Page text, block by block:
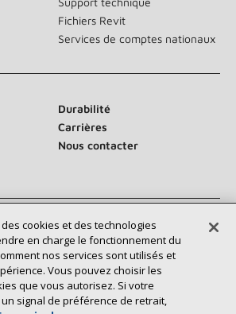
Fichiers Revit
Services de comptes nationaux
Durabilité
Carrières
Nous contacter
nous :
cookies et des technologies
en charge le fonctionnement du
nos services sont utilisés et
Vous pouvez choisir les
que vous autorisez. Si votre
signal de préférence de retrait,